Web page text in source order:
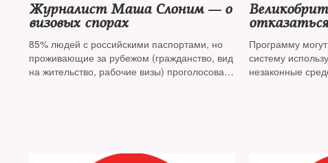
Журналист Маша Слоним — о
визовых спорах
85% людей с российскими паспортами, но
проживающие за рубежом (гражданство, вид
на жительство, рабочие визы) проголосовали
выдачи
Программу
систему
незаконные